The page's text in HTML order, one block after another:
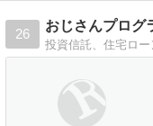
26
おじさんプログ
投資信託、住宅ロ